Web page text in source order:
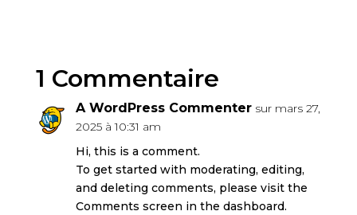
1 Commentaire
A WordPress Commenter sur mars 27,
2025 à 10:31 am
Hi, this is a comment.
To get started with moderating, editing,
and deleting comments, please visit the
Comments screen in the dashboard.